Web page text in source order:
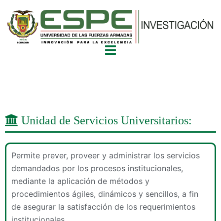
Unidad de Servicios Universitarios:
Permite prever, proveer y administrar los servicios
demandados por los procesos institucionales,
mediante la aplicación de métodos y
procedimientos ágiles, dinámicos y sencillos, a fin
de asegurar la satisfacción de los requerimientos